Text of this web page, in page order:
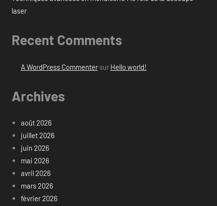
laser
Recent Comments
A WordPress Commentersur Hello world!
Archives
août 2026
juillet 2026
juin 2026
mai 2026
avril 2026
mars 2026
février 2026